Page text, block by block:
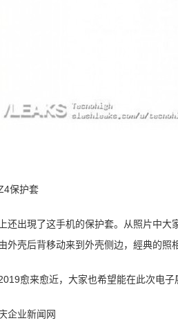
保护套
还出現了这手机的保护套。从照片中
外壳后背移动来到外壳侧边，經典的照
愈来愈近，大家也希望能在此次电子
企业新闻网